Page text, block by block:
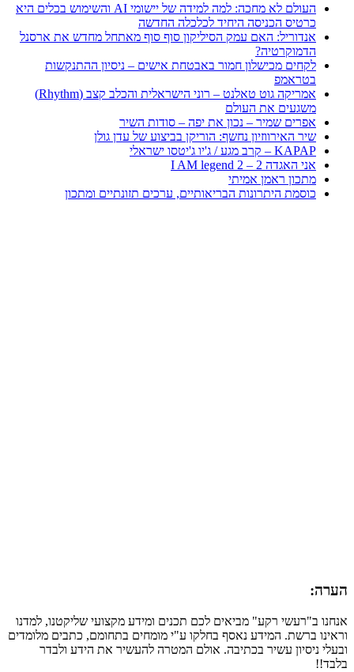
העולם לא מחכה: למה למידה של יישומי AI והשימוש בכלים היא
כרטיס הכניסה היחיד לכלכלה החדשה
אנדוריל: האם עמק הסיליקון סוף סוף מאתחל מחדש את ארסנל
הדמוקרטיה?
לקחים מכישלון חמור באבטחת אישים – ניסיון ההתנקשות
בטראמפ
אמריקה גוט טאלנט – רוני הישראלית והכלב קצב (Rhythm)
משגעים את העולם
אפרים שמיר – נכון את יפה – סודות השיר
שיר האירווזיון נחשף: הוריקן בביצוע של עדן גולן
KAPAP – קרב מגע / ג'יו ג'יטסו ישראלי
אני האגדה 2 – I AM legend 2
מתכון ראמן אמיתי
כוסמת היתרונות הבריאותיים, ערכים תזונתיים ומתכון
הערה:
אנחנו ב"רעשי רקע" מביאים לכם תכנים ומידע מקצועי שליקטנו, למדנו
וראינו ברשת. המידע נאסף בחלקו ע"י מומחים בתחומם, כתבים מלומדים
ובעלי ניסיון עשיר בכתיבה. אולם המטרה להעשיר את הידע ולבדר
בלבד!!